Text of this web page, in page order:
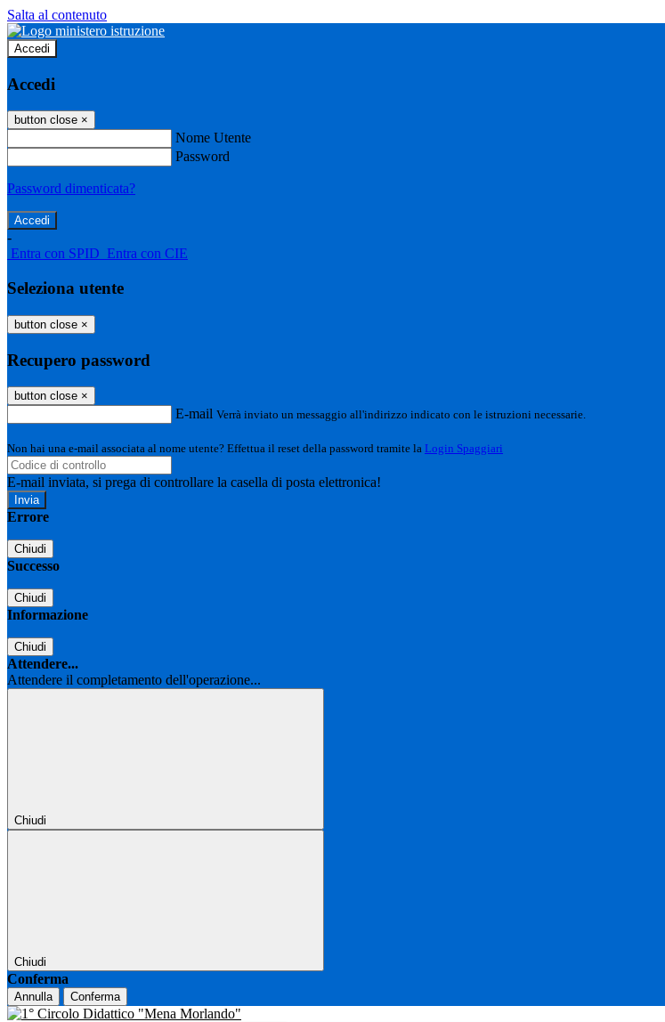
Salta al contenuto
Accedi
Accedi
button close ×
Nome Utente
Password
Password dimenticata?
-
Entra con SPID Entra con CIE
Seleziona utente
button close ×
Recupero password
button close ×
E-mail Verrà inviato un messaggio all'indirizzo indicato con le istruzioni necessarie.
Non hai una e-mail associata al nome utente? Effettua il reset della password tramite la Login Spaggiari
E-mail inviata, si prega di controllare la casella di posta elettronica!
Errore
Chiudi
Successo
Chiudi
Informazione
Chiudi
Attendere...
Attendere il completamento dell'operazione...
Chiudi
Chiudi
Conferma
Annulla Conferma